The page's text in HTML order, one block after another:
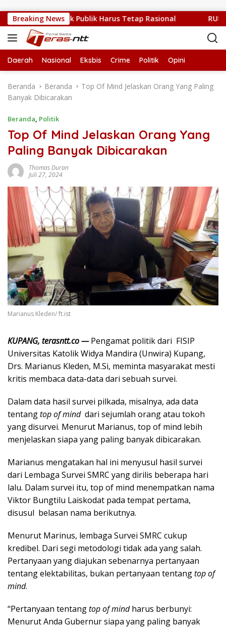
Breaking News
Sulit, Kritik Publik Harus Tetap Rasional RUPS
Daerah Nasional Eksbis Crime Politik Opini
Beranda Beranda
Top Of Mind Jelaskan Orang Yang Paling
Banyak Dibicarakan
Beranda, Politik
Top Of Mind Jelaskan Orang Yang
Paling Banyak Dibicarakan
Thomas Duran
Juli 27, 2024
Marianus Kleden/ ft.ist
KUPANG, terasntt.co —Pengamat politik dari FISIP
Universitas Katolik Widya Mandira (Unwira) Kupang,
Drs. Marianus Kleden, M.Si, meminta masyarakat mesti
kritis membaca data-data dari sebuah survei.
Dalam data hasil survei pilkada, misalnya, ada data
tentangtop of minddari sejumlah orang atau tokoh
yang disurvei. Menurut Marianus, top of mind lebih
menjelaskan siapa yang paling banyak dibicarakan.
Marianus mengatakan hal ini menyusul hasil survei
dari Lembaga Survei SMRC yang dirilis beberapa hari
lalu. Dalam survei itu, top of mind menempatkan nama
Viktor Bungtilu Laiskodat pada tempat pertama,
disusul belasan nama berikutnya.
Menurut Marinus, lembaga Survei SMRC cukup
kredibel. Dari segi metodologi tidak ada yang salah.
Pertanyaan yang diajukan sebenarnya pertanyaan
tentang elektabilitas, bukan pertanyaan tentangtop of
mind.
“Pertanyaan tentangtop of mindharus berbunyi:
Menurut Anda Gubernur siapa yang paling banyak